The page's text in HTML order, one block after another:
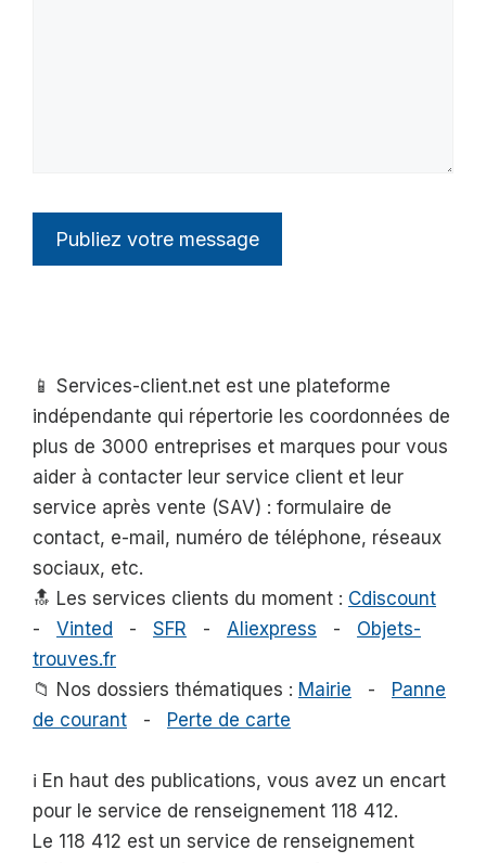
📱 Services-client.net est une plateforme
indépendante qui répertorie les coordonnées de
plus de 3000 entreprises et marques pour vous
aider à contacter leur service client et leur
service après vente (SAV) : formulaire de
contact, e-mail, numéro de téléphone, réseaux
sociaux, etc.
🔝 Les services clients du moment : Cdiscount
- Vinted - SFR - Aliexpress - Objets-
trouves.fr
📁 Nos dossiers thématiques : Mairie - Panne
de courant - Perte de carte
ℹ️ En haut des publications, vous avez un encart
pour le service de renseignement 118 412.
Le 118 412 est un service de renseignement